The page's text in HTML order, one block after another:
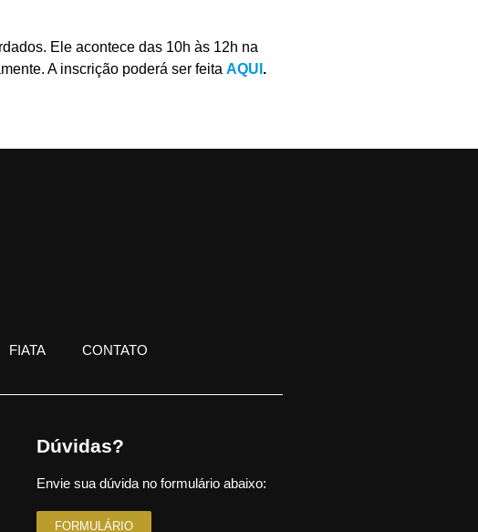
Ele acontece das 10h às 12h na
A inscrição poderá ser feita AQUI .
FIATA CONTATO
Dúvidas?
Envie sua dúvida no formulário abaixo:
FORMULÁRIO